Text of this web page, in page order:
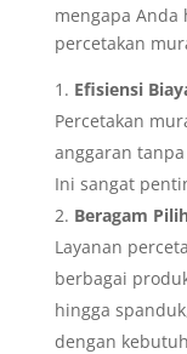
mengapa
percetakan
Efisiensi
Percetakan
anggaran
Ini sangat
Beragam
Layanan
berbagai
hingga
dengan